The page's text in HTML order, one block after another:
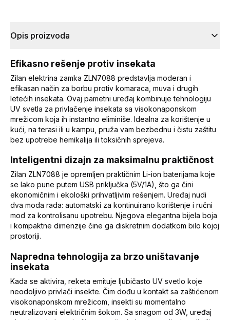
Opis proizvoda
Efikasno rešenje protiv insekata
Zilan elektrina zamka ZLN7088 predstavlja moderan i
efikasan način za borbu protiv komaraca, muva i drugih
letećih insekata. Ovaj pametni uređaj kombinuje tehnologiju
UV svetla za privlačenje insekata sa visokonaponskom
mrežicom koja ih instantno eliminiše. Idealna za korištenje u
kući, na terasi ili u kampu, pruža vam bezbednu i čistu zaštitu
bez upotrebe hemikalija ili toksičnih sprejeva.
Inteligentni dizajn za maksimalnu praktičnost
Zilan ZLN7088 je opremljen praktičnim Li-ion baterijama koje
se lako pune putem USB priključka (5V/1A), što ga čini
ekonomičnim i ekološki prihvatljivim rešenjem. Uređaj nudi
dva moda rada: automatski za kontinuirano korištenje i ručni
mod za kontrolisanu upotrebu. Njegova elegantna bijela boja
i kompaktne dimenzije čine ga diskretnim dodatkom bilo kojoj
prostoriji.
Napredna tehnologija za brzo uništavanje
insekata
Kada se aktivira, reketa emituje ljubičasto UV svetlo koje
neodoljivo privlači insekte. Čim dođu u kontakt sa zaštićenom
visokonaponskom mrežicom, insekti su momentalno
neutralizovani električnim šokom. Sa snagom od 3W, uređaj